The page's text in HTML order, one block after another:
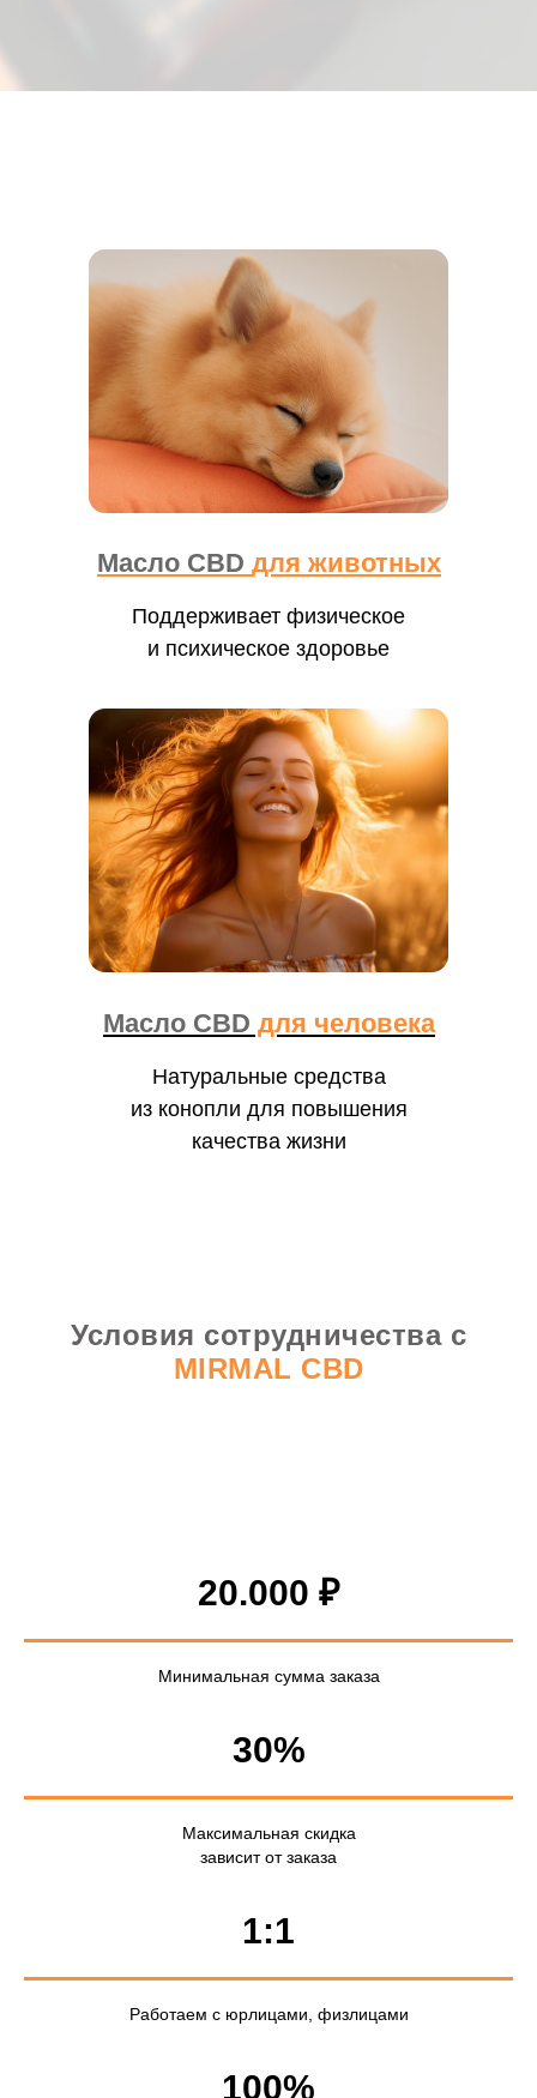
Масло CBD для животных
Поддерживает физическое
и психическое здоровье
Масло CBD для человека
Натуральные средства
из конопли для повышения
качества жизни
Условия сотрудничествас
MIRMAL CBD
20.000 ₽
Минимальная сумма заказа
30%
Максимальная скидка
зависит от заказа
1:1
Работаем с юрлицами, физлицами
100%